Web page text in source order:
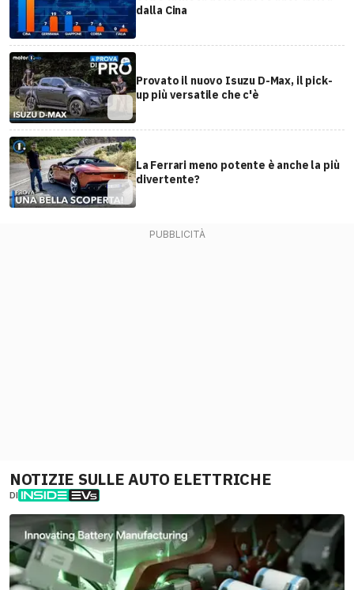
dalla Cina
Provato il nuovo Isuzu D-Max, il pick-
up più versatile che c'è
La Ferrari meno potente è anche la più
divertente?
NOTIZIE SULLE AUTO ELETTRICHE
DI